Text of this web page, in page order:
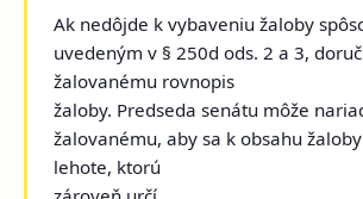
Ak nedôjde k vybaveniu žaloby
uvedeným v § 250d ods. 2 a 3,
žalovanému rovnopis
žaloby. Predseda senátu môže
žalovanému, aby sa k obsahu
lehote, ktorú